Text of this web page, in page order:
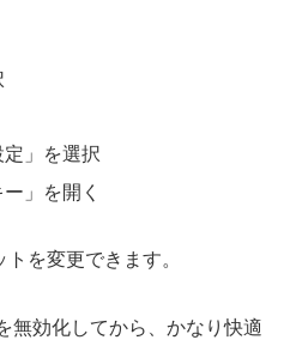
定」を選択
」を開く
を変更できます。
無効化してから、かなり快適